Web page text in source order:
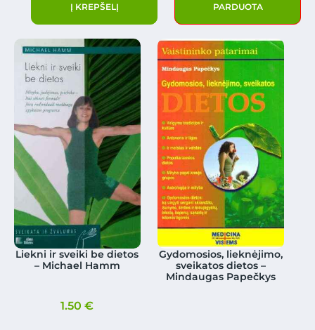
Į KREPŠELĮ PARDUOTA
Liekni ir sveiki be dietos
– Michael Hamm
1.50€
Gydomosios, lieknėjimo,
sveikatos dietos –
Mindaugas Papečkys